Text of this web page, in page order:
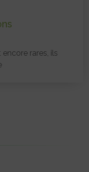
rares, ils